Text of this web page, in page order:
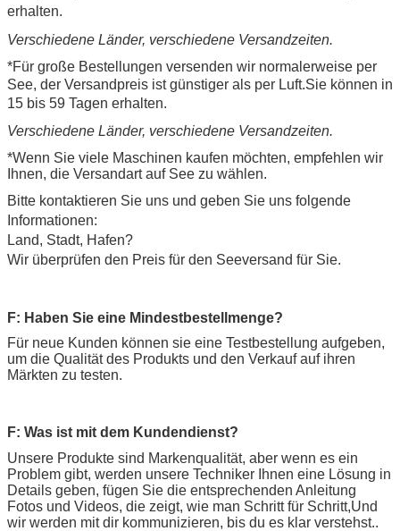
erhalten.
Verschiedene Länder, verschiedene Versandzeiten.
*Für große Bestellungen versenden wir normalerweise per
See, der Versandpreis ist günstiger als per Luft.Sie können in
15 bis 59 Tagen erhalten.
Verschiedene Länder, verschiedene Versandzeiten.
*Wenn Sie viele Maschinen kaufen möchten, empfehlen wir
Ihnen, die Versandart auf See zu wählen.
Bitte kontaktieren Sie uns und geben Sie uns folgende
Informationen:
Land, Stadt, Hafen?
Wir überprüfen den Preis für den Seeversand für Sie.
F: Haben Sie eine Mindestbestellmenge?
Für neue Kunden können sie eine Testbestellung aufgeben,
um die Qualität des Produkts und den Verkauf auf ihren
Märkten zu testen.
F: Was ist mit dem Kundendienst?
Unsere Produkte sind Markenqualität, aber wenn es ein
Problem gibt, werden unsere Techniker Ihnen eine Lösung in
Details geben, fügen Sie die entsprechenden Anleitung
Fotos und Videos, die zeigt, wie man Schritt für Schritt,Und
wir werden mit dir kommunizieren, bis du es klar verstehst..